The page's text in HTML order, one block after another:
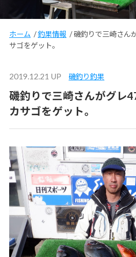
ホーム /釣果情報 /磯釣りで三崎さん
サゴをゲット。
2019.12.21 UP 磯釣り釣果
磯釣りで三崎さんがグレ
カサゴをゲット。